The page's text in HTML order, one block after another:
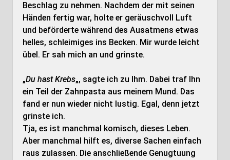
Beschlag zu nehmen. Nachdem der mit seinen
Händen fertig war, holte er geräuschvoll Luft
und beförderte während des Ausatmens etwas
helles, schleimiges ins Becken. Mir wurde leicht
übel. Er sah mich an und grinste.
„Du hast Krebs„, sagte ich zu Ihm. Dabei traf Ihn
ein Teil der Zahnpasta aus meinem Mund. Das
fand er nun wieder nicht lustig. Egal, denn jetzt
grinste ich.
Tja, es ist manchmal komisch, dieses Leben.
Aber manchmal hilft es, diverse Sachen einfach
raus zulassen. Die anschließende Genugtuung